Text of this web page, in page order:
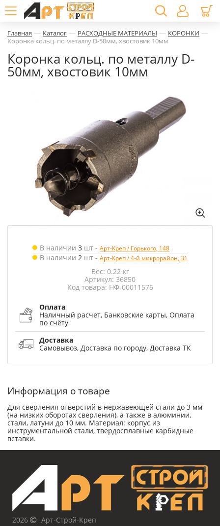
Главная — Каталог — РАСХОДНЫЕ МАТЕРИАЛЫ — КОРОНКИ —
Коронка кольц. по металлу D-50мм, хвостовик 10мм
Коронка кольц. по металлу D-
50мм, хвостовик 10мм
В наличии 3 шт - Арт-Креп / Горького, 148
В наличии 2 шт - Арт-Креп / 4-й микрорайон, 31
Вес: 0.22 кг
Артикул: 36850
Код товара: НФ-00011576
Оплата
Наличный расчет, Банковские карты, Оплата
по счёту
Доставка
Самовывоз, Доставка по городу, Доставка ТК
Информация о товаре
Для сверления отверстий в нержавеющей стали до 3 мм
(на низких оборотах сверления), а также в алюминии,
стали, латуни до 10 мм. Материал: корпус из
инструментальной стали, твердосплавные карбидные
вставки.
2026
Арт-Строй-Креп